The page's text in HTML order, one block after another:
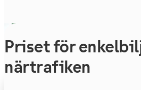
Priset för
närtrafiken